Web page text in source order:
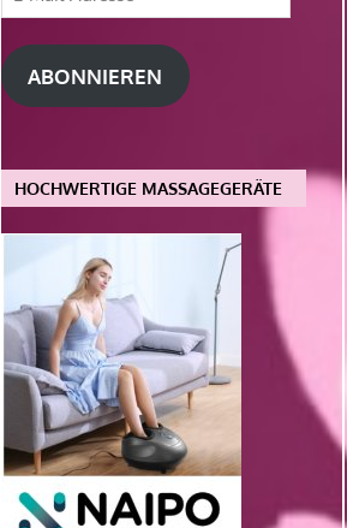
Mail-
Adresse
ABONNIEREN
HOCHWERTIGE MASSAGEGERÄTE